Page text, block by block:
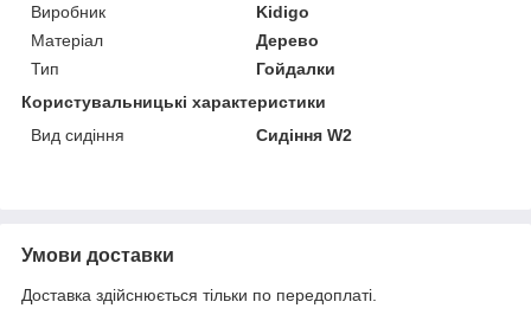
Виробник
Kidigo
Матеріал
Дерево
Тип
Гойдалки
Користувальницькі характеристики
Вид сидіння
Сидіння W2
Умови доставки
Доставка здійснюється тільки по передоплаті.